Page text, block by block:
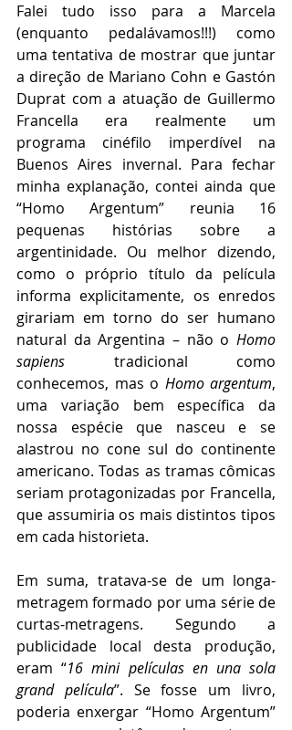
Falei tudo isso para a Marcela
(enquanto pedalávamos!!!) como
uma tentativa de mostrar que juntar
a direção de Mariano Cohn e Gastón
Duprat com a atuação de Guillermo
Francella era realmente um
programa cinéfilo imperdível na
Buenos Aires invernal. Para fechar
minha explanação, contei ainda que
“Homo Argentum” reunia 16
pequenas histórias sobre a
argentinidade. Ou melhor dizendo,
como o próprio título da película
informa explicitamente, os enredos
girariam em torno do ser humano
natural da Argentina – não o Homo
sapiens tradicional como
conhecemos, mas o Homo argentum,
uma variação bem específica da
nossa espécie que nasceu e se
alastrou no cone sul do continente
americano. Todas as tramas cômicas
seriam protagonizadas por Francella,
que assumiria os mais distintos tipos
em cada historieta.
Em suma, tratava-se de um longa-
metragem formado por uma série de
curtas-metragens. Segundo a
publicidade local desta produção,
eram “16 mini películas en una sola
grand película”. Se fosse um livro,
poderia enxergar “Homo Argentum”